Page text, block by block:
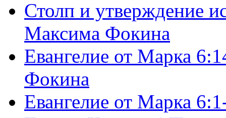
Столп и утверждение
Максима Фокина
Евангелие от Марка
Фокина
Евангелие от Марка